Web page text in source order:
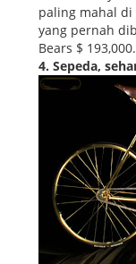
paling mahal di
yang pernah
Bears $
4. Sepeda,